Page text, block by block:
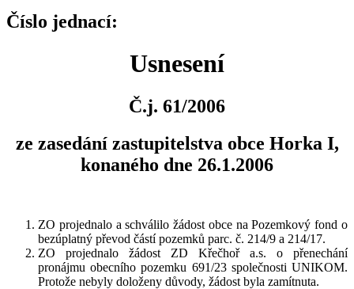
Číslo jednací:
Usnesení
Č.j. 61/2006
ze zasedání zastupitelstva obce Horka I,
konaného dne 26.1.2006
ZO projednalo a schválilo žádost obce na Pozemkový fond o
bezúplatný převod částí pozemků parc. č. 214/9 a 214/17.
ZO projednalo žádost ZD Křečhoř a.s. o přenechání
pronájmu obecního pozemku 691/23 společnosti UNIKOM.
Protože nebyly doloženy důvody, žádost byla zamítnuta.